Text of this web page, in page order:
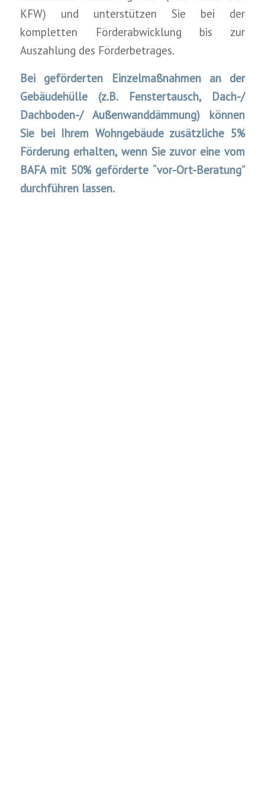
KFW) und unterstützen Sie bei der
kompletten Förderabwicklung bis zur
Auszahlung des Förderbetrages.
Bei geförderten Einzelmaßnahmen an der
Gebäudehülle (z.B. Fenstertausch, Dach-/
Dachboden-/ Außenwanddämmung) können
Sie bei Ihrem Wohngebäude zusätzliche 5%
Förderung erhalten, wenn Sie zuvor eine vom
BAFA mit 50% geförderte “vor-Ort-Beratung”
durchführen lassen.